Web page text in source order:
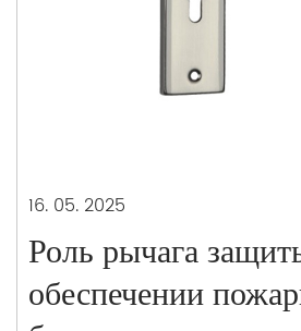
16. 05. 2025
Роль рычага
обеспечении